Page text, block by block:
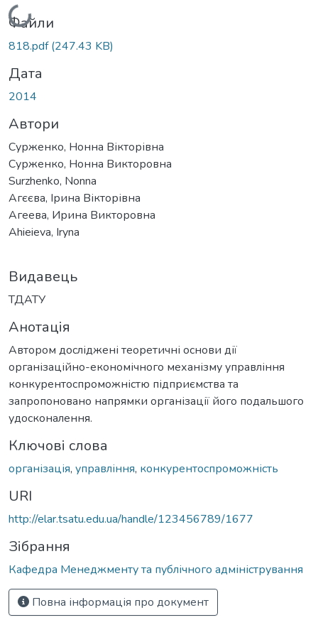
Вантажиться...
Файли
818.pdf(247.43 KB)
Дата
2014
Автори
Сурженко, Нонна Вікторівна
Сурженко, Нонна Викторовна
Surzhenko, Nonna
Агєєва, Ірина Вікторівна
Агеева, Ирина Викторовна
Ahieieva, Iryna
Видавець
ТДАТУ
Анотація
Автором досліджені теоретичні основи дії
організаційно-економічного механізму управління
конкурентоспроможністю підприємства та
запропоновано напрямки організації його подальшого
удосконалення.
Ключові слова
організація, управління, конкурентоспроможність
URI
http://elar.tsatu.edu.ua/handle/123456789/1677
Зібрання
Кафедра Менеджменту та публічного адміністрування
Повна інформація про документ